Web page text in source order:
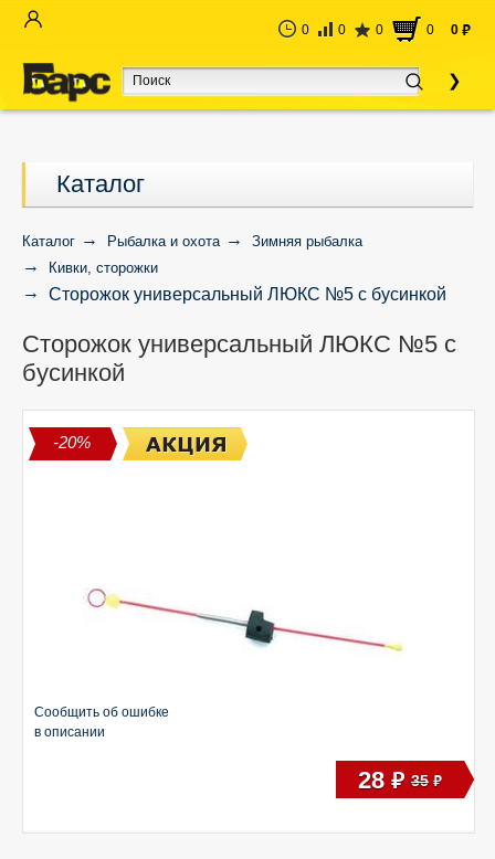
0 0 0 0 0 руб
Каталог
Каталог Рыбалка и охота
Зимняя рыбалка
Кивки, сторожки
Сторожок универсальный ЛЮКС №5 с бусинкой
Сторожок универсальный ЛЮКС №5 с
бусинкой
-20%
Сообщить об ошибке
в описании
28 руб 35 руб